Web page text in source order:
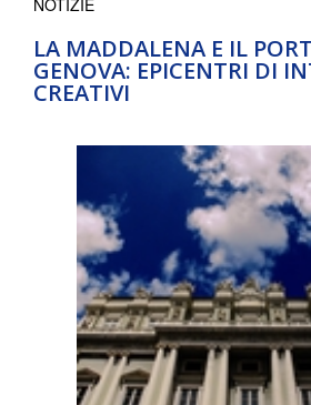
LA MADDALENA E IL
GENOVA: EPICENTRI DI
CREATIVI